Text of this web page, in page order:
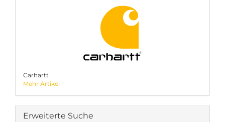
Carhartt
Mehr Artikel
Erweiterte Suche